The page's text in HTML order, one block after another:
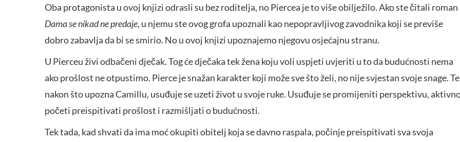
Oba protagonista u ovoj knjizi odrasli su bez roditelja, no Piercea je to više obilježilo. Ako ste čitali roman
Dama se nikad ne predaje, u njemu ste ovog grofa upoznali kao nepopravljivog zavodnika koji se previše
dobro zabavlja da bi se smirio. No u ovoj knjizi upoznajemo njegovu osjećajnu stranu.
U Pierceu živi odbačeni dječak. Tog će dječaka tek žena koju voli uspjeti uvjeriti u to da budućnosti nema
ako prošlost ne otpustimo. Pierce je snažan karakter koji može sve što želi, no nije svjestan svoje snage.
nakon što upozna Camillu, usuđuje se uzeti život u svoje ruke. Usuđuje se promijeniti perspektivu,
početi preispitivati prošlost i razmišljati o budućnosti.
Tek tada, kad shvati da ima moć okupiti obitelj koja se davno raspala, počinje preispitivati sva svoja